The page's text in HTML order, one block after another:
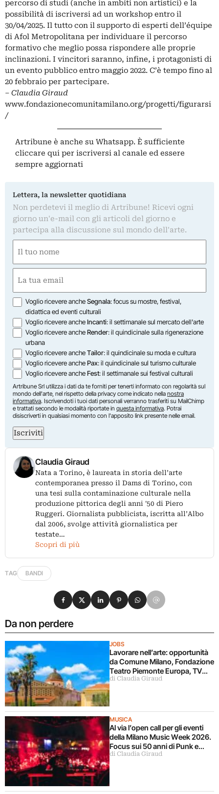
percorso di studi (anche in ambiti non artistici) e la
possibilità di iscriversi ad un workshop entro il
30/04/2025. Il tutto con il supporto di esperti dell’équipe
di Afol Metropolitana per individuare il percorso
formativo che meglio possa rispondere alle proprie
inclinazioni. I vincitori saranno, infine, i protagonisti di
un evento pubblico entro maggio 2022. C’è tempo fino al
20 febbraio per partecipare.
– Claudia Giraud
www.fondazionecomunitamilano.org/progetti/figurarsi
/
Artribune è anche su Whatsapp. È sufficiente
cliccare qui per iscriversi al canale ed essere
sempre aggiornati
Lettera, la newsletter quotidiana
Non perdetevi il meglio di Artribune! Ricevi ogni
giorno un'e-mail con gli articoli del giorno e
partecipa alla discussione sul mondo dell'arte.
(Required)
First
(Required)
Opzioni
Voglio ricevere ancheSegnala: focus su mostre, festival,
didattica ed eventi culturali
Voglio ricevere ancheIncanti: il settimanale sul mercato dell'arte
Voglio ricevere ancheRender: il quindicinale sulla rigenerazione
urbana
Voglio ricevere ancheTailor: il quindicinale su moda e cultura
Voglio ricevere anchePax: il quindicinale sul turismo culturale
Voglio ricevere ancheFest: il settimanale sui festival culturali
Artribune Srl utilizza i dati da te forniti per tenerti informato con regolarità sul
mondo dell'arte, nel rispetto della privacy come indicato nella nostra
informativa. Iscrivendoti i tuoi dati personali verranno trasferiti su MailChimp
e trattati secondo le modalità riportate in questa informativa. Potrai
disiscriverti in qualsiasi momento con l'apposito link presente nelle email.
Iscriviti
Claudia Giraud
Nata a Torino, è laureata in storia dell’arte
contemporanea presso il Dams di Torino, con
una tesi sulla contaminazione culturale nella
produzione pittorica degli anni '50 di Piero
Ruggeri. Giornalista pubblicista, iscritta all’Albo
dal 2006, svolge attività giornalistica per
testate…
Scopri di più
TAG BANDI
Da non perdere
JOBS
Lavorare nell’arte: opportunità
da Comune Milano, Fondazione
Teatro Piemonte Europa, TV
Sorrisi&Canzoni, Fondazione
di Claudia Giraud
MUSICA
Al via l’open call per gli eventi
della Milano Music Week 2026.
Focus sui 50 anni di Punk e
Disco
di Claudia Giraud
Condividi su Facebook
Condividi su X
Condividi su LinkedIn
Condividi su Pinterest
Condividi su WhatsApp
Condividi su Email